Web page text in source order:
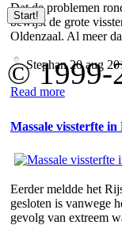
Dat de problemen
bewijst de grote
Oldenzaal. Al meer
Stephan20 aug
Read more
Massale vissterfte
Eerder meldde het
gesloten is vanwege
gevolg van extreem
© 1999-